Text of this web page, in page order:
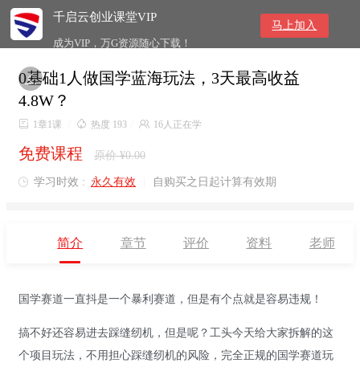
千启云创业课堂VIP
成为VIP，万G资源随心下载！
马上加入

0基础1人做国学蓝海玩法，3天最高收益
4.8W？
 1章1课  热度 193  16人正在学
免费课程 原价 ¥0.00
 学习时效 : 永久有效 自购买之日起计算有效期
简介 章节 评价 资料 老师
国学赛道一直抖是一个暴利赛道，但是有个点就是容易违规！
搞不好还容易进去踩缝纫机，但是呢？工头今天给大家拆解的这
个项目玩法，不用担心踩缝纫机的风险，完全正规的国学赛道玩